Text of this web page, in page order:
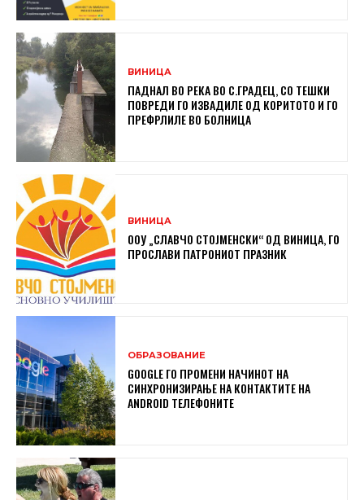
ВИНИЦА
ПАДНАЛ ВО РЕКА ВО С.ГРАДЕЦ, СО ТЕШКИ
ПОВРЕДИ ГО ИЗВАДИЛЕ ОД КОРИТОТО И ГО
ПРЕФРЛИЛЕ ВО БОЛНИЦА
ВИНИЦА
ООУ „СЛАВЧО СТОЈМЕНСКИ“ ОД ВИНИЦА, ГО
ПРОСЛАВИ ПАТРОНИОТ ПРАЗНИК
ОБРАЗОВАНИЕ
GOOGLE ГО ПРОМЕНИ НАЧИНОТ НА
СИНХРОНИЗИРАЊЕ НА КОНТАКТИТЕ НА
ANDROID ТЕЛЕФОНИТЕ